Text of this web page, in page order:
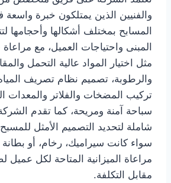
والفنيين الذين يمتلكون خبرة
المسابح بمختلف أشكالها وأحجامها
المبنى واحتياجات العميل، مع
مثل اختيار المواد عالية التحمل
والرطوبة، تصميم نظام تصريف
تركيب المضخات والفلاتر والمعدات
سباحة آمنة ومريحة، كما تقدم
شاملة لتحديد التصميم الأمثل
سواء كانت سيراميك، رخام، أو
مراعاة الميزانية المتاحة لكل
مقابل التكلفة.